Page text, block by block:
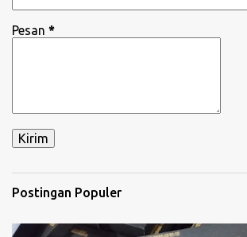
Pesan *
Postingan Populer